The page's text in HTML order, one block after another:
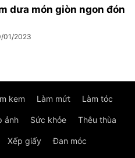
dưa món giòn ngon đón
01/2023
kem Làm mứt Làm tóc
ảnh Sức khỏe Thêu thùa
Xếp giấy Đan móc